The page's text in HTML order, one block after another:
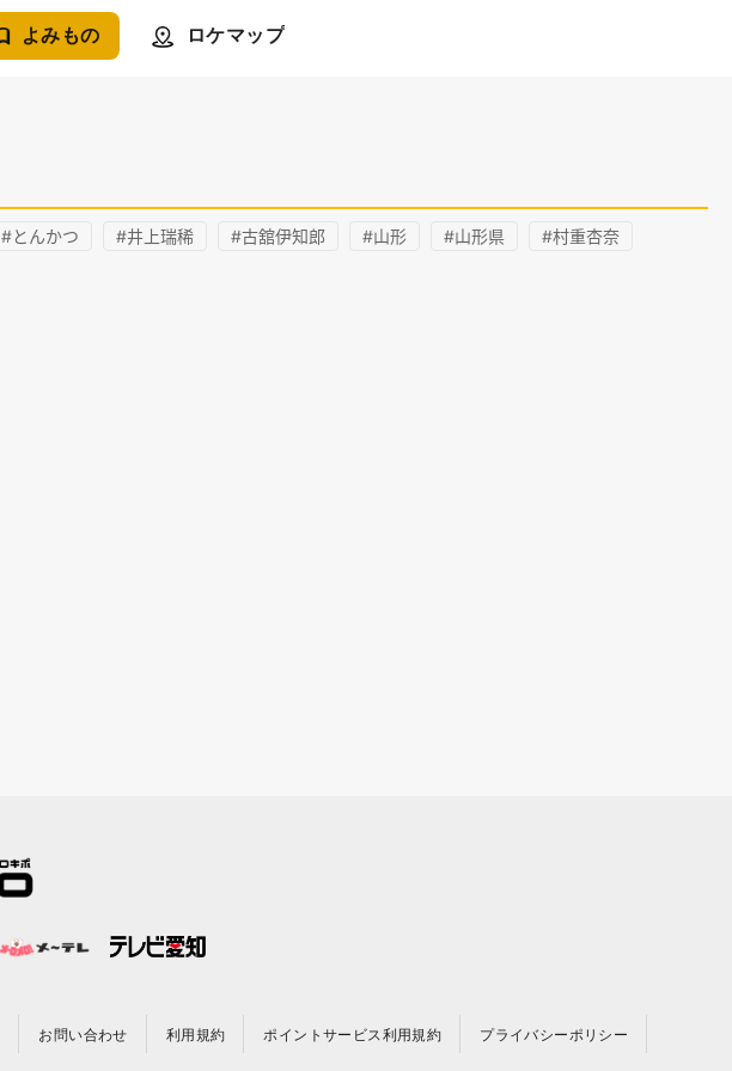
よみもの ロケマップ
#とんかつ #井上瑞稀 #古舘伊知郎 #山形 #山形県 #村重杏奈
お問い合わせ 利用規約 ポイントサービス利用規約 プライバシーポリシー